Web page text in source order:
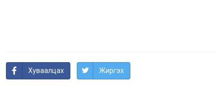
Хуваалцах Жиргэх